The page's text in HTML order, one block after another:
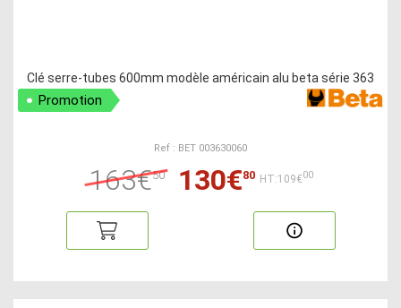
Clé serre-tubes 600mm modèle américain alu beta série 363
Promotion
Ref : BET 003630060
163€50 130€80 HT:109€00